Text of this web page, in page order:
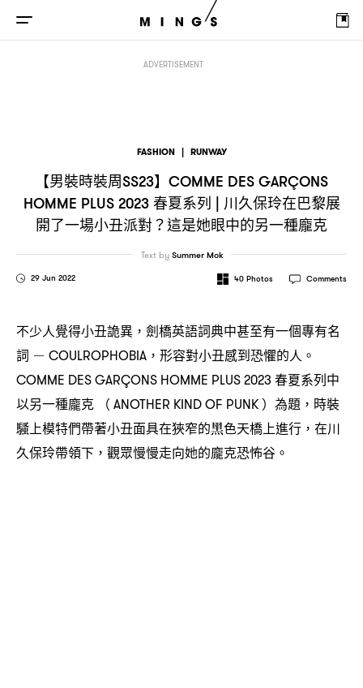
ADVERTISEMENT
FASHION | RUNWAY
【男裝時裝周SS23】 COMME DES GARÇONS
HOMME PLUS 2023 春夏系列 | 川久保玲在巴黎展
開了一場小丑派對？這是她眼中的另一種龐克
29 Jun 2022
Text by Summer Mok
40 Photos Comments
不少人覺得小丑詭異 ， 劍橋英語詞典中甚至有一個專有名
詞 － COULROPHOBIA， 形容對小丑感到恐懼的人。
COMME DES GARÇONS HOMME PLUS 2023 春夏系列中
以另一種龐克 （ ANOTHER KIND OF PUNK ） 為題 ， 時裝
騷上模特們帶著小丑面具在狹窄的黑色天橋上進行 ， 在川
久保玲帶領下 ， 觀眾慢慢走向她的龐克恐怖谷。
COMME DES GARÇONS HOMME PLUS 2023 春夏系列|